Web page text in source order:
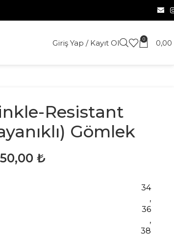
Giriş Yap / Kayıt Ol 0 0,00
Resistant
Gömlek
₺
34
,
36
,
38